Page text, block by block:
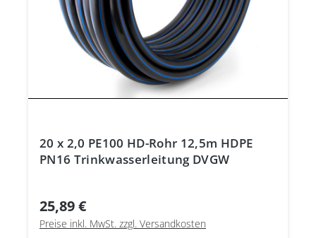
20 x 2,0 PE100 HD-Rohr 12,5m HDPE
PN16 Trinkwasserleitung DVGW
25,89 €
Preise inkl. MwSt. zzgl. Versandkosten